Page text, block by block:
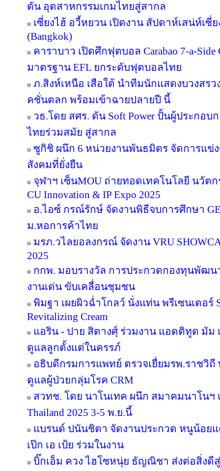
ดัน อุตสาหกรรมเกมไทยสู่สากล
เซี่ยงไฮ้ อวี้หยวน เปิดงาน สัปดาห์เสน่ห์เซี่ย
(Bangkok)
คาราบาว เปิดศึกฟุตบอล Carabao 7-a-
มาตรฐาน EFL ยกระดับฟุตบอลไทย
ภ.สิงห์เหนือ เสือใต้ นำทีมนักแสดงบวงสร
คชั่นตลก พร้อมเข้าฉายปลายปี นี้
วธ.โดย สศร. ดัน Soft Power ปั้นผู้ประกอ
ไทยร่วมสมัย สู่สากล
ซูกิชิ ผนึก 6 หน่วยงานพันธมิตร จัดการแ
สังคมที่ยั่งยืน
จุฬาฯ เซ็นMOU ถ่ายทอดเทคโนโลยี นวัต
CU Innovation & IP Expo 2025
อ.ไอซ์ กรณ์รักษ์ จัดงานพิธีจบการศึกษา
ม.หอการค้าไทย
มรภ.วไลยอลงกรณ์ จัดงาน VRU
2025
กกพ. มอบรางวัล การประกวดกองทุนพัฒน
งานเด่น ขับเคลื่อนชุมชน
พิมฐา เผยผิวฉ่ำโกลว์ นั่งแท่น พรีเซนเตอร์
Revitalizing Cream
แอริน - ปาย สิตางศุ์ ร่วมงาน แอดติทูด มัม
ดูแลลูกตั้งแต่ในครรภ์
อธิบดีกรมการแพทย์ ตรวจเยื่ยมรพ.ราชวิ
ดูแลผู้ป่วยกลุ่มโรค CRM
สวทช. โดย นาโนเทค ผนึก สมาคมนาโนฯ
Thailand 2025 3-5 พ.ย.นี้
แบรนด์ ปนันชิตา จัดงานประกวด หนูน้อยแ
เป๊ก เอ เป้ย ร่วมในงาน
บิ๊กเอ็ม ควง ไฮโซหนุ่ย ธัญณิชา ส่งต่อสิ่งดี